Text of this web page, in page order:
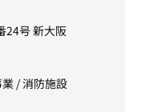
24号 新大阪
/ 消防施設